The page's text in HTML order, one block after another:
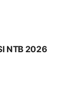
NTB 2026